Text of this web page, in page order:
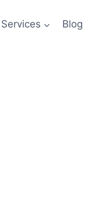
Services Blog